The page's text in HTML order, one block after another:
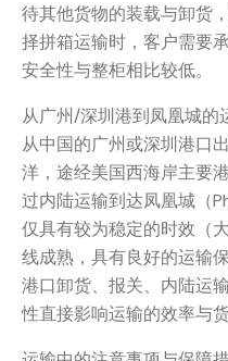
待其他货物的装载与卸货
择拼箱运输时，客户需要
安全性与整柜相比较低。
从广州/深圳港到凤凰城的
从中国的广州或深圳港口
洋，途经美国西海岸主要
过内陆运输到达凤凰城（
仅具有较为稳定的时效（
线成熟，具有良好的运输
港口卸货、报关、内陆运
性直接影响运输的效率与货